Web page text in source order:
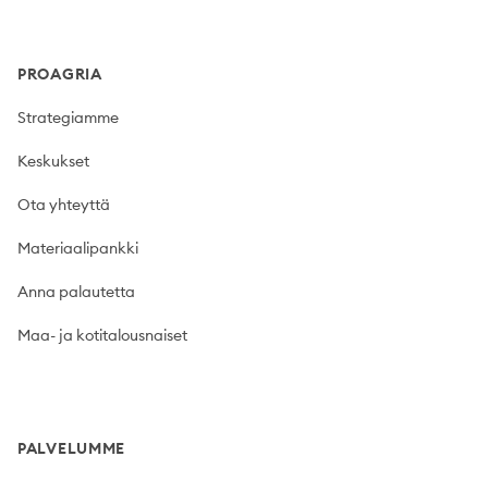
PROAGRIA
Strategiamme
Keskukset
Ota yhteyttä
Materiaalipankki
Anna palautetta
Maa- ja kotitalousnaiset
PALVELUMME